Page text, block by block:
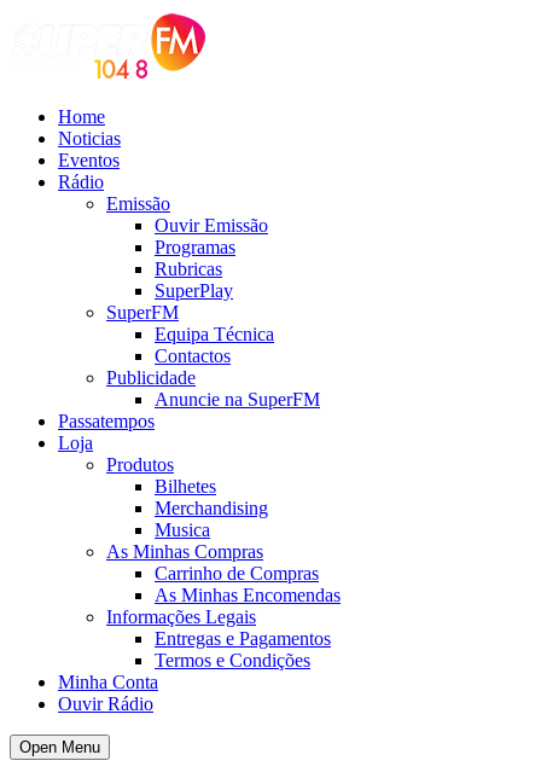
Home
Noticias
Eventos
Rádio
Emissão
Ouvir Emissão
Programas
Rubricas
SuperPlay
SuperFM
Equipa Técnica
Contactos
Publicidade
Anuncie na SuperFM
Passatempos
Loja
Produtos
Bilhetes
Merchandising
Musica
As Minhas Compras
Carrinho de Compras
As Minhas Encomendas
Informações Legais
Entregas e Pagamentos
Termos e Condições
Minha Conta
Ouvir Rádio
Open Menu